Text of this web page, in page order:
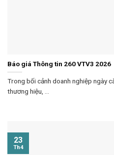
Báo giá Thông tin 260 VTV3 2026
Trong bối cảnh doanh nghiệp ngày
thương hiệu, ...
23
Th4